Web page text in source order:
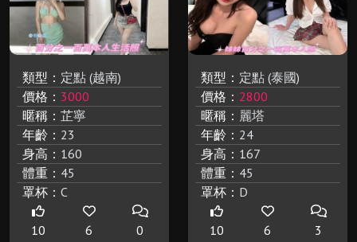
類型： 定點 (越南)
價格： 3000
暱稱： 芷寧
年齡： 23
身高： 160
體重： 45
罩杯： C
10 6 0
類型： 定點 (泰國)
價格： 2800
暱稱： 麗塔
年齡： 24
身高： 167
體重： 45
罩杯： D
10 6 3